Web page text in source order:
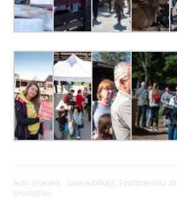
Auto: Grzesiek Data publikacji: 3 października
WYDARZENIA